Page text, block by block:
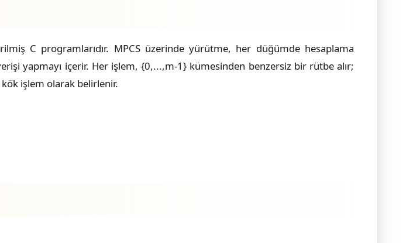
C programlarıdır. MPCS üzerinde yürütme, her düğümde hesaplama
yapmayı içerir. Her işlem, {0,...,m-1} kümesinden benzersiz bir rütbe alır;
işlem olarak belirlenir.